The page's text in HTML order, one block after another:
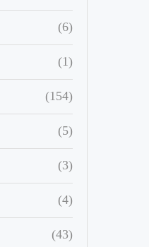
(6)
(1)
(154)
(5)
(3)
(4)
(43)